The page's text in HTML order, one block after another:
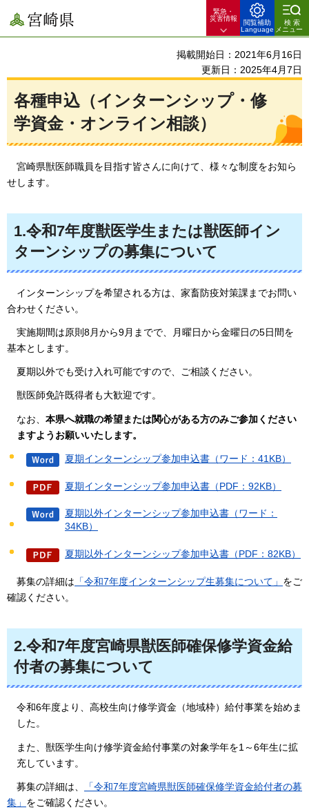
宮崎県
緊急・
災害情報
閲覧補助
Language
検索
メニュー
掲載開始日：2021年6月16日
更新日：2025年4月7日
各種申込（インターンシップ・修
学資金・オンライン相談）
宮崎県獣医師職員を目指す皆さんに向けて、様々な制度をお知ら
せします。
1.令和7年度獣医学生または獣医師イン
ターンシップの募集について
インターンシップを希望される方は、家畜防疫対策課までお問い
合わせください。
実施期間は原則8月から9月までで、月曜日から金曜日の5日間を
基本とします。
夏期以外でも受け入れ可能ですので、ご相談ください。
獣医師免許既得者も大歓迎です。
なお、 本県へ就職の希望または関心がある方のみご参加ください
ますようお願いいたします。
夏期インターンシップ参加申込書（ワード：41KB）
夏期インターンシップ参加申込書（PDF：92KB）
夏期以外インターンシップ参加申込書（ワード：
34KB）
夏期以外インターンシップ参加申込書（PDF：82KB）
募集の詳細は 「令和7年度インターンシップ生募集について」 をご
確認ください。
2.令和7年度宮崎県獣医師確保修学資金給
付者の募集について
令和6年度より、高校生向け修学資金（地域枠）給付事業を始めま
した。
また、獣医学生向け修学資金給付事業の対象学年を1～6年生に拡
充しています。
募集の詳細は、
「令和7年度宮崎県獣医師確保修学資金給付者の募
集」 をご確認ください。